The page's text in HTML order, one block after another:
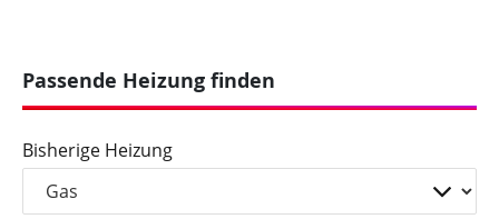
Passende Heizung finden
Bisherige Heizung